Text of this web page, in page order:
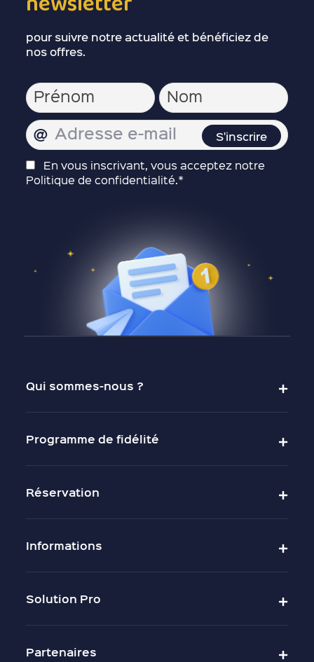
pour suivre notre actualité et bénéficiez de
nos offres.
En vous inscrivant, vous acceptez notre
Politique de confidentialité.*
Qui sommes-nous ?
Programme de fidélité
Réservation
Informations
Solution Pro
Partenaires